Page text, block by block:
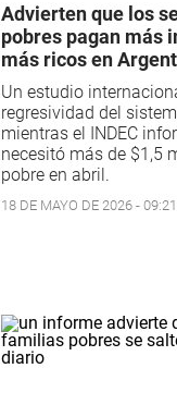
Advierten que los
pobres pagan más
más ricos en
Un estudio
regresividad del
mientras el INDEC
necesitó más de $1,5
pobre en abril.
18 DE MAYO DE 2026 - 09:21